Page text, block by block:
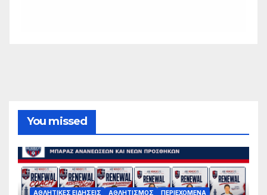
You missed
ΑΘΛΗΤΙΚΈΣ ΕΙΔΉΣΕΙΣ ΑΘΛΗΤΙΣΜΌΣ ΠΕΡΙΕΧΌΜΕΝΑ